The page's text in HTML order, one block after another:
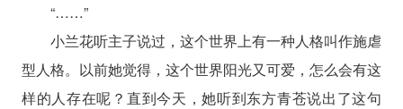
“……”
小兰花听主子说过，这个世界上有一种人格叫作施虐
型人格。以前她觉得，这个世界阳光又可爱，怎么会有这
样的人存在呢？直到今天，她听到东方青苍说出了这句